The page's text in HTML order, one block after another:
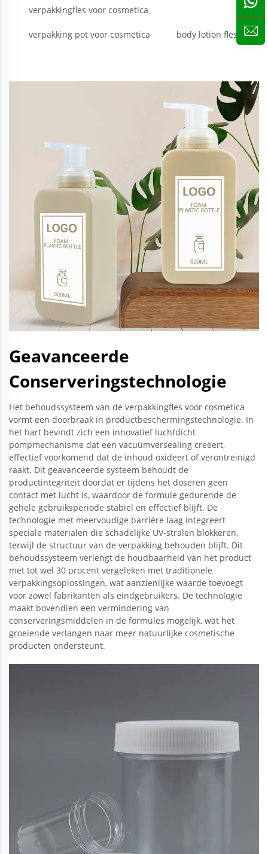
verpakkingfles voor cosmetica
verpakking pot voor cosmetica body lotion fles
Geavanceerde
Conserveringstechnologie
Het behoudssysteem van de verpakkingfles voor cosmetica
vormt een doorbraak in productbeschermingstechnologie. In
het hart bevindt zich een innovatief luchtdicht
pompmechanisme dat een vacuümversealing creëert,
effectief voorkomend dat de inhoud oxideert of verontreinigd
raakt. Dit geavanceerde systeem behoudt de
productintegriteit doordat er tijdens het doseren geen
contact met lucht is, waardoor de formule gedurende de
gehele gebruiksperiode stabiel en effectief blijft. De
technologie met meervoudige barrière laag integreert
speciale materialen die schadelijke UV-stralen blokkeren,
terwijl de structuur van de verpakking behouden blijft. Dit
behoudssysteem verlengt de houdbaarheid van het product
met tot wel 30 procent vergeleken met traditionele
verpakkingsoplossingen, wat aanzienlijke waarde toevoegt
voor zowel fabrikanten als eindgebruikers. De technologie
maakt bovendien een vermindering van
conserveringsmiddelen in de formules mogelijk, wat het
groeiende verlangen naar meer natuurlijke cosmetische
producten ondersteunt.